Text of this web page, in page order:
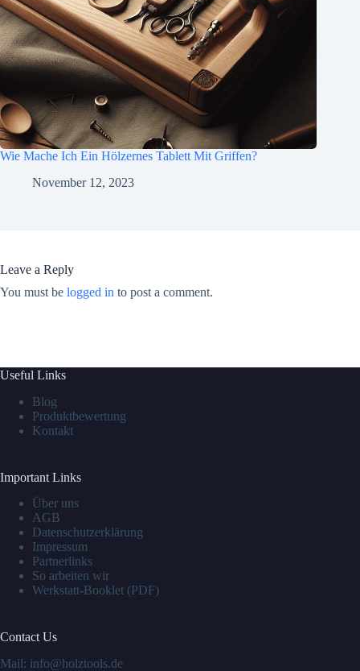
Wie Mache Ich Ein Hölzernes Tablett Mit Griffen?
November 12, 2023
Leave a Reply
You must be logged in to post a comment.
Useful Links
Blog
Produktbewertung
Kontakt
Important Links
Über uns
AGB
Datenschutzerklärung
Impressum
Partnerlinks
So arbeiten wir
Werkstatt-Booklet (PDF)
Contact Us
Mail: info@holztools.de